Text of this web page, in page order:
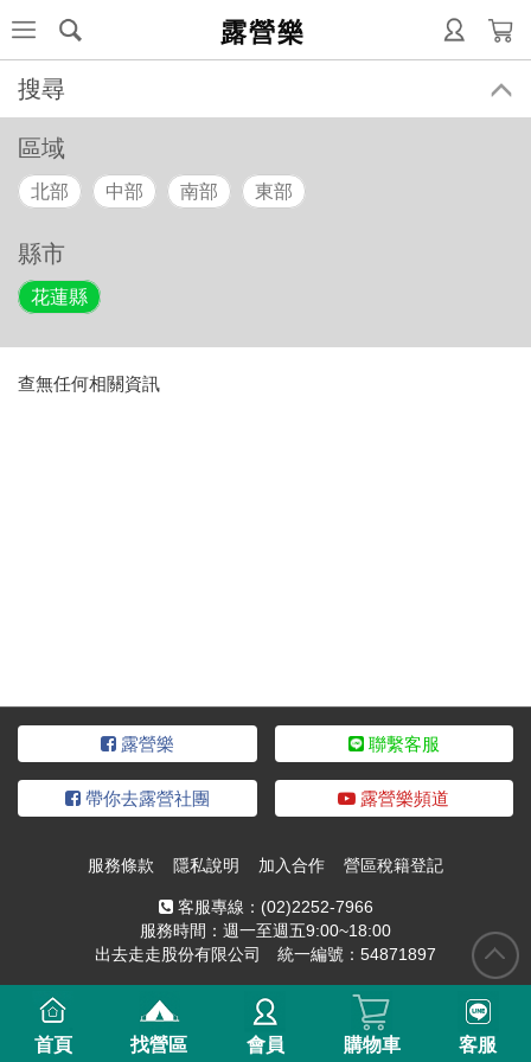
露營樂
搜尋
區域
北部 中部 南部 東部
縣市
花蓮縣
查無任何相關資訊
露營樂 聯繫客服
帶你去露營社團 露營樂頻道
服務條款 隱私說明 加入合作 營區稅籍登記
客服專線： (02)2252-7966
服務時間：週一至週五9:00~18:00
出去走走股份有限公司 統一編號：54871897
首頁 找營區 會員 購物車 客服